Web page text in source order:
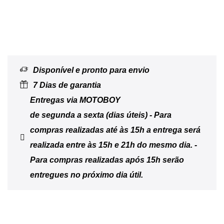
Disponível e pronto para envio
7 Dias de garantia
Entregas via MOTOBOY
de segunda a sexta (dias úteis) - Para
compras realizadas até às 15h a entrega será
realizada entre às 15h e 21h do mesmo dia. -
Para compras realizadas após 15h serão
entregues no próximo dia útil.